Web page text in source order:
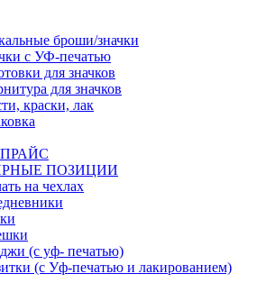
броши/значки
с УФ-печатью
для значков
для значков
краски, лак
ПОЗИЦИИ
на чехлах
(с уф- печатью)
(с Уф-печатью и лакированием)